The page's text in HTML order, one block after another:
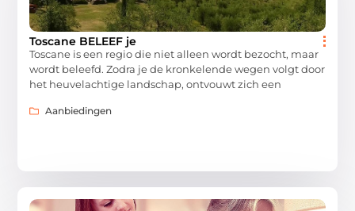
Toscane BELEEF je
Toscane is een regio die niet alleen wordt bezocht, maar
wordt beleefd. Zodra je de kronkelende wegen volgt door
het heuvelachtige landschap, ontvouwt zich een
Aanbiedingen